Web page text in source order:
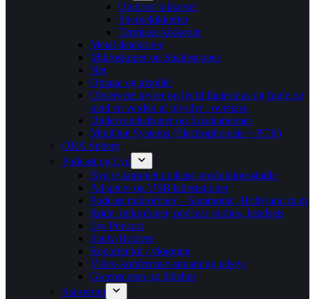
Outdoor kikkerter
Stjernekikkerter
Termiske kikkerter
Metal detektorer
Mikroskoper og Snakescopes
Net
Optage og afspille
Observere myrer og lyt til flagermus og fugle og
mød en verden af plysdyr i oversize
Undervandsdroner og fiskekameraer
MiniOne Systems (Electrophoresis + PCR)
ORA Sphere
Podcast og Lyd
Byg et komplet podcast-produktionsstudie
Adaptere og USB ladestationer
Podcast mikrofoner – Saramonic, Hollyland m.m
Røde: mikrofoner, podcast studios, headsets
Lys Podcast
Stativ/Holdere
Reporter kit / vlogging
Video-konference-streaming udstyr
Greenscreen og tilbehør
Sanserum